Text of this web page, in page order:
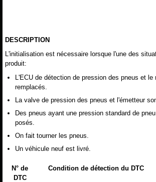
DESCRIPTION
L'initialisation est nécessaire lorsque l'une des
produit:
L'ECU de détection de pression des pneus et le
remplacés.
La valve de pression des pneus et l'émetteur
Des pneus ayant une pression standard de
posés.
On fait tourner les pneus.
Un véhicule neuf est livré.
N° de
DTC
Condition de détection du DTC